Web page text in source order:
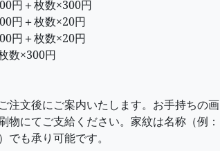
円＋枚数×300円
円＋枚数×20円
円＋枚数×20円
数×300円
注文後にご案内いたします。お手持ちの画
物にてご支給ください。家紋は名称（例：
でも承り可能です。